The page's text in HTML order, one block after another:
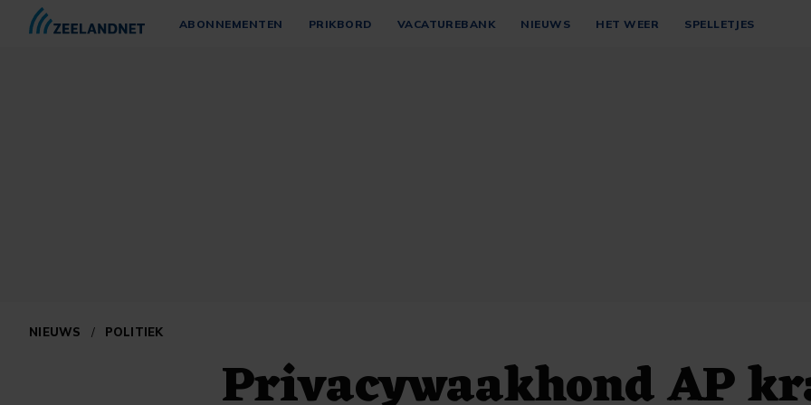
ABONNEMENTEN PRIKBORD VACATUREBANK NIEUWS HET WEER SPELLETJES
NIEUWS / POLITIEK